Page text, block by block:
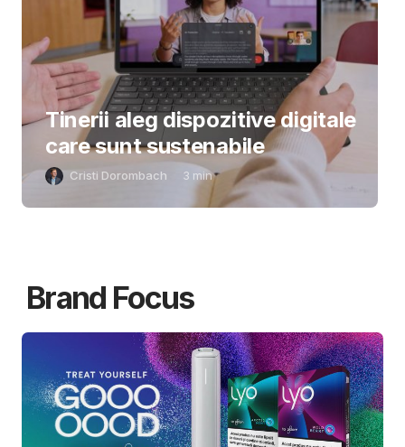
Tinerii aleg dispozitive digitale
care sunt sustenabile
Cristi Dorombach 3 min
Brand Focus